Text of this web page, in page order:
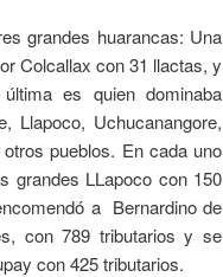
grandes huarancas: Una
Colcallax con 31 llactas, y
es quien dominaba
Llapoco, Uchucanangore,
pueblos. En cada uno
grandes LLapoco con 150
a Bernardino de
con 789 tributarios y se
con 425 tributarios.